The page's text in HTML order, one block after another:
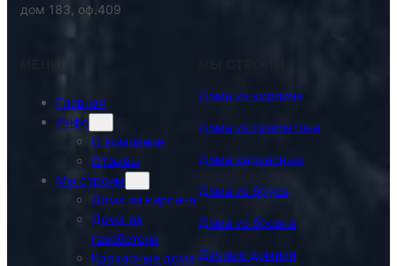
дом 183, оф.409
Главная
Инфо
О компании
Отзывы
Мы строим
Дома из кирпича
Дома из
газобетона
Каркасные дома
Дома из кирпича
Дома из газобетона
Дома каркасные
Дома из бруса
Дома из бревна
Дачные домики